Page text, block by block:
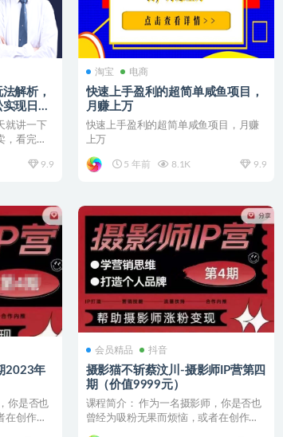
解析，
现日入
就讲一下
，看完这
9.9
淘宝 电商
快速上手盈利的超简单咸鱼项目，
月赚上万
快速上手盈利的超简单咸鱼项目，月赚
上万
5 年前 8.1K 9.9
2023年
你是否也
在创作上
会员精品 抖音
摄影猫不斩蔡汶川-摄影师IP营第四
期（价值9999元）
课程简介： 作为一名摄影师，你是否也
曾经为吸粉无果而烦恼，或者在创作上